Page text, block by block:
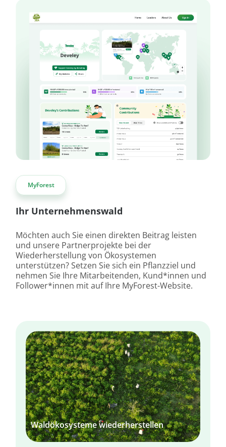
MyForest
Ihr Unternehmenswald
Möchten auch Sie einen direkten Beitrag leisten
und unsere Partnerprojekte bei der
Wiederherstellung von Ökosystemen
unterstützen? Setzen Sie sich ein Pflanzziel und
nehmen Sie Ihre Mitarbeitenden, Kund*innen und
Follower*innen mit auf Ihre MyForest-Website.
Waldökosysteme wiederherstellen